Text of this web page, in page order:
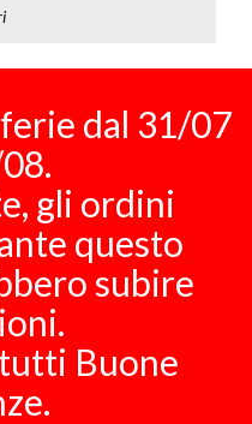
dal 31/07
gli ordini
questo
subire
Buone